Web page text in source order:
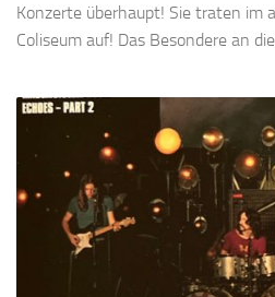
Konzerte überhaupt! Sie traten im
Coliseum auf! Das Besondere an